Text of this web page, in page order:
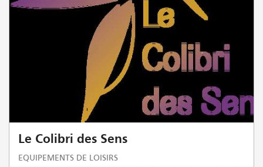
Le Colibri des Sens
EQUIPEMENTS DE LOISIRS